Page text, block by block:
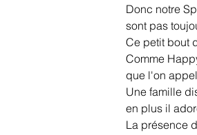
Donc notre
sont pas
Ce petit bout
Comme
que l'on
Une famille
en plus il
La présence